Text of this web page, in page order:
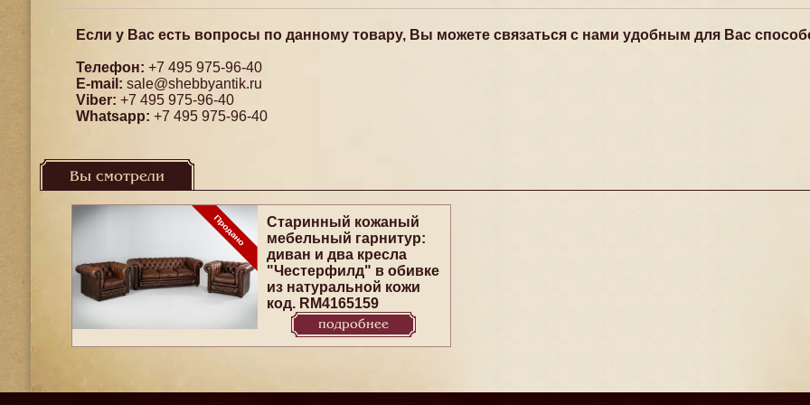
Если у Вас есть вопросы по данному товару, Вы можете связаться с нами удобным для Вас
Телефон: +7 495 975-96-40
E-mail: sale@shebbyantik.ru
Viber: +7 495 975-96-40
Whatsapp: +7 495 975-96-40
Вы смотрели
Старинный кожаный
мебельный гарнитур:
диван и два кресла
"Честерфилд" в обивке
из натуральной кожи
код. RM4165159
подробнее